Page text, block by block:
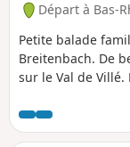
Départ à Bas-
Petite balade
Breitenbach. De
sur le Val de
pédagogiques sur
égayent le début